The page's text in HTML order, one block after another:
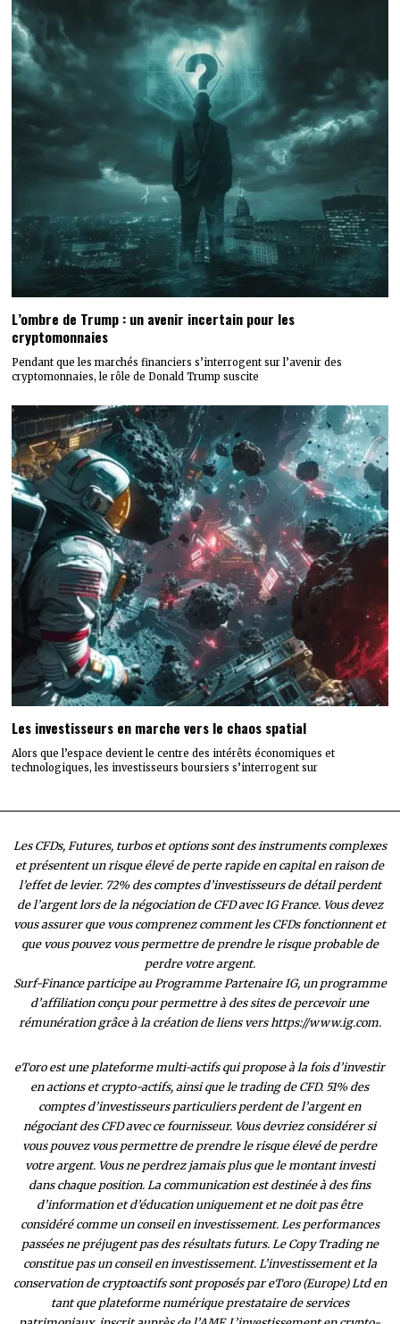
L’ombre de Trump : un avenir incertain pour les
cryptomonnaies
Pendant que les marchés financiers s’interrogent sur l’avenir des
cryptomonnaies, le rôle de Donald Trump suscite
Les investisseurs en marche vers le chaos spatial
Alors que l’espace devient le centre des intérêts économiques et
technologiques, les investisseurs boursiers s’interrogent sur
Les CFDs, Futures, turbos et options sont des instruments complexes
et présentent un risque élevé de perte rapide en capital en raison de
l’effet de levier. 72% des comptes d’investisseurs de détail perdent
de l’argent lors de la négociation de CFD avec IG France. Vous devez
vous assurer que vous comprenez comment les CFDs fonctionnent et
que vous pouvez vous permettre de prendre le risque probable de
perdre votre argent.
Surf-Finance participe au Programme Partenaire IG, un programme
d’affiliation conçu pour permettre à des sites de percevoir une
rémunération grâce à la création de liens vers https://www.ig.com.
eToro est une plateforme multi-actifs qui propose à la fois d’investir
en actions et crypto-actifs, ainsi que le trading de CFD. 51% des
comptes d’investisseurs particuliers perdent de l’argent en
négociant des CFD avec ce fournisseur. Vous devriez considérer si
vous pouvez vous permettre de prendre le risque élevé de perdre
votre argent. Vous ne perdrez jamais plus que le montant investi
dans chaque position. La communication est destinée à des fins
d’information et d’éducation uniquement et ne doit pas être
considéré comme un conseil en investissement. Les performances
passées ne préjugent pas des résultats futurs. Le Copy Trading ne
constitue pas un conseil en investissement. L’investissement et la
conservation de cryptoactifs sont proposés par eToro (Europe) Ltd en
tant que plateforme numérique prestataire de services